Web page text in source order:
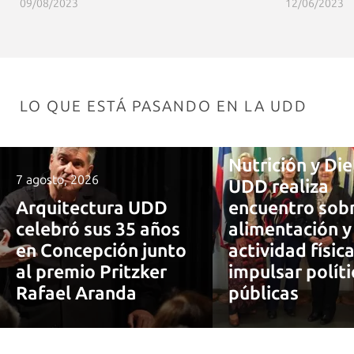
09/08/2023 12/06/2023
LO QUE ESTÁ PASANDO EN LA UDD
7 agosto, 2026
Arquitectura UDD
celebró sus 35 años
en Concepción junto
al premio Pritzker
Rafael Aranda
Nutrición y
UDD realiza
encuentro
alimentación y
actividad
impulsar
públicas